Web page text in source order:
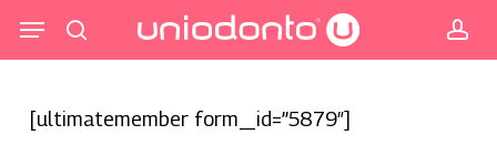
para
conteúdo
principal
Menu
[ultimatemember form_id=”5879″]